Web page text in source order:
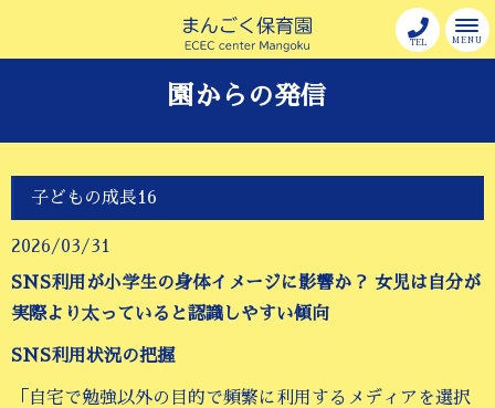
MENU
TEL
園からの発信
子どもの成長16
2026/03/31
SNS利用が小学生の身体イメージに影響か？ 女児は自分が
実際より太っていると認識しやすい傾向
SNS利用状況の把握
「自宅で勉強以外の目的で頻繁に利用するメディアを選択